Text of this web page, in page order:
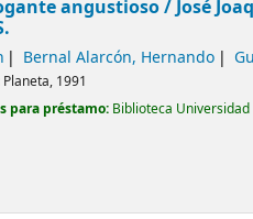
angustioso /José
Bernal Alarcón, Hernando
Planeta, 1991
para préstamo: Biblioteca